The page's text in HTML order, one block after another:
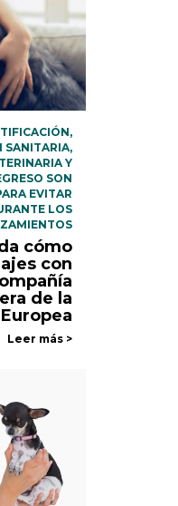
SANITARIA,
Y
SON
EVITAR
LOS
cómo
con
de la
Leer más >